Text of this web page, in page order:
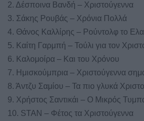
2. Δέσποινα Βανδή – Χριστούγεννα
3. Σάκης Ρουβάς – Χρόνια Πολλά
4. Θάνος Καλλίρης – Ρούντολφ το
5. Καίτη Γαρμπή – Τούλι για τον
6. Καλομοίρα – Και του Χρόνου
7. Ημισκούμπρια – Χριστούγεννα
8. Άντζυ Σαμίου – Τα πιο γλυκά
9. Χρήστος Σαντικάι – Ο Μικρός
10. STAN – Φέτος τα Χριστούγεννα